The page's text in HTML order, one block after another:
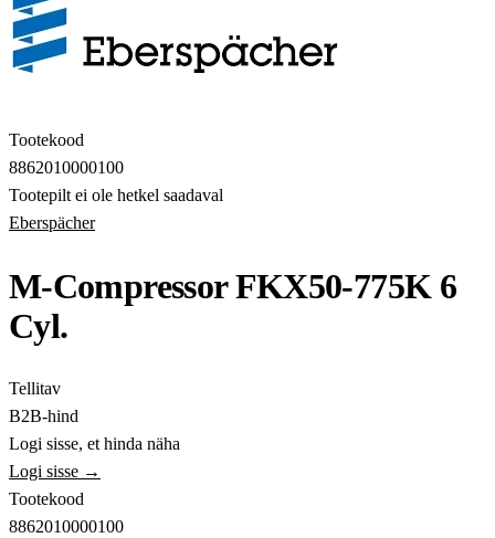
Tootekood
8862010000100
Tootepilt ei ole hetkel saadaval
Eberspächer
M-Compressor FKX50-775K 6
Cyl.
Tellitav
B2B-hind
Logi sisse, et hinda näha
Logi sisse →
Tootekood
8862010000100